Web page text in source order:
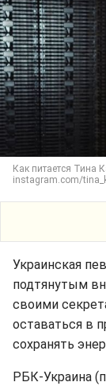
Как питается Тина
instagram.com/
Украинская
подтянутым
своими
оставаться в
сохранять
РБК-Украина